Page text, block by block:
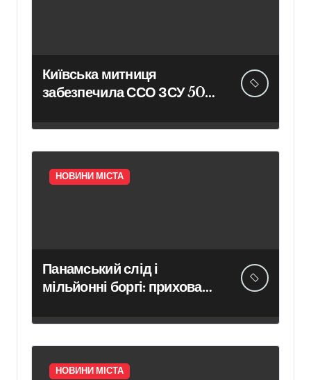
Київська митниця
забезпечила ССО ЗСУ 50
НОВИНИ МІСТА
Панамський слід і
мільйонні боргі: приховані
білоцерківського
водоканалу
НОВИНИ МІСТА